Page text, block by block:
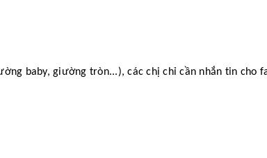
baby, giường tròn...), các chị chỉ cần nhắn tin cho